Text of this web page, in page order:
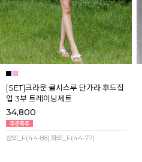
[SET]크라운 쿨시스루 단가라 후드집
업 3부 트레이닝세트
34,800
상의_F(44-88),하의_F(44-77)